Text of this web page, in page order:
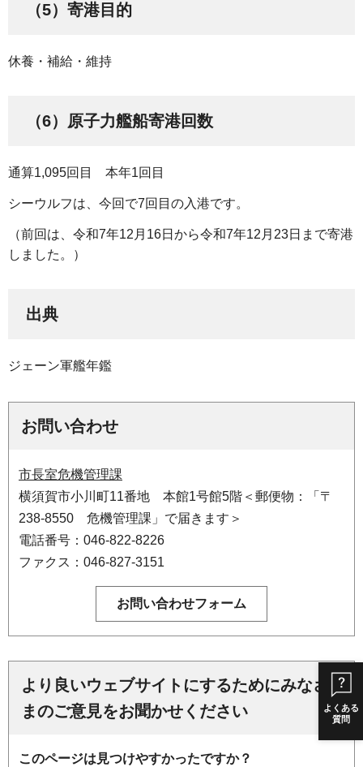
よくある
質問
（5）寄港目的
休養・補給・維持
（6）原子力艦船寄港回数
通算1,095回目 本年1回目
シーウルフは、今回で7回目の入港です。
（前回は、令和7年12月16日から令和7年12月23日まで寄港
しました。）
出典
ジェーン軍艦年鑑
お問い合わせ
市長室危機管理課
横須賀市小川町11番地 本館1号館5階＜郵便物：「〒
238-8550 危機管理課」で届きます＞
電話番号：046-822-8226
ファクス：046-827-3151
より良いウェブサイトにするためにみなさ
まのご意見をお聞かせください
このページは見つけやすかったですか？